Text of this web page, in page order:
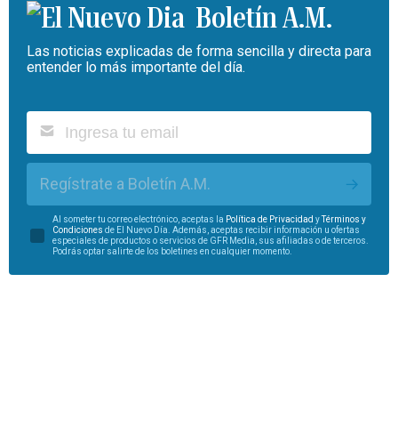
Boletín A.M.
Las noticias explicadas de forma sencilla y directa para
entender lo más importante del día.
Regístrate a Boletín A.M.
Al someter tu correo electrónico, aceptas la Política de Privacidad yTérminos y
Condiciones de El Nuevo Día. Además, aceptas recibir información u ofertas
especiales de productos o servicios de GFR Media, sus afiliadas o de terceros.
Podrás optar salirte de los boletines en cualquier momento.